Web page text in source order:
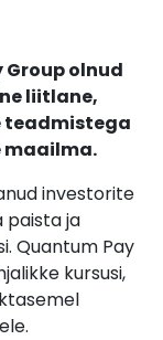
Group olnud
liitlane,
teadmistega
maailma.
investorite
paista ja
Quantum Pay
kursusi,